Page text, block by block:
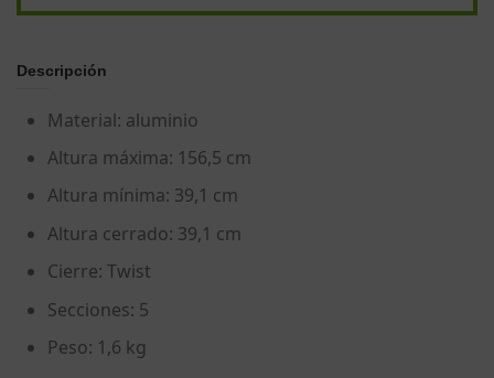
Descripción
Material: aluminio
Altura máxima: 156,5 cm
Altura mínima: 39,1 cm
Altura cerrado: 39,1 cm
Cierre: Twist
Secciones: 5
Peso: 1,6 kg